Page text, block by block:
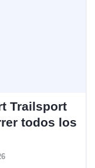
Trailsport
todos los